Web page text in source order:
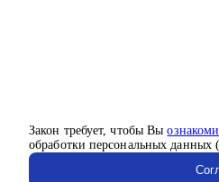
Закон требует, чтобы Вы
обработки персональных